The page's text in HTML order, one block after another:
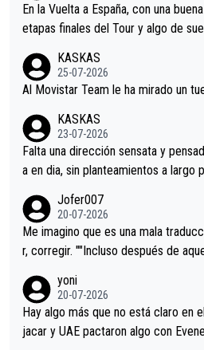
En la Vuelta a España, con una
etapas finales del Tour y algo de
KASKAS
25-07-2026
Al Movistar Team le ha mirado un
KASKAS
23-07-2026
Falta una dirección sensata y
a en dia, sin planteamientos a largo
Minguez, Velez etc etc.Me da pena
tristes sin victorias.
Jofer007
20-07-2026
Me imagino que es una mala
r, corregir. ""Incluso después de
permaneció pegado a su rueda.
a que era capaz de controlar el
yoni
20-07-2026
Hay algo más que no está claro en
jacar y UAE pactaron algo con